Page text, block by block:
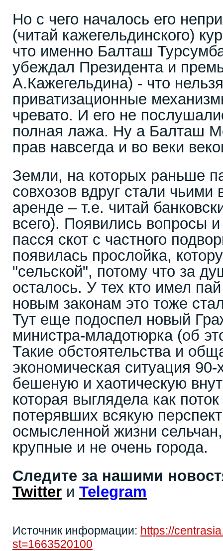
Но с чего началось его
(читай кажегельдинского)
что именно Балташ
убеждал Президента и
А.Кажегельдина) - что
приватизационные
чревато. И его не
полная лажа. Ну а Балташ
прав навсегда и во веки
Земли, на которых раньше
совхозов вдруг стали чьими
аренде – т.е. читай
всего). Появились вопросы
пасся скот с частного
появилась прослойка,
"сельской", потому что за
осталось. У тех кто имел
новым законам это тоже
Тут еще подоспел новый
министра-младотюрка (об
Такие обстоятельства и
экономическая ситуация 90-
бешеную и хаотическую
которая выглядела как
потерявших всякую
осмысленной жизни
крупные и не очень города.
Следите за нашими
Twitter и Telegram
Источник информации: https://
st=1663520100